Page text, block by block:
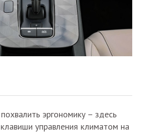
эргономику – здесь
управления климатом на